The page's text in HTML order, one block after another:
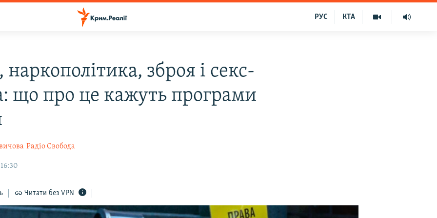
КТА
РУС
зброя і секс-
що про це кажуть програми
Радіо Свобода
Читати без VPN